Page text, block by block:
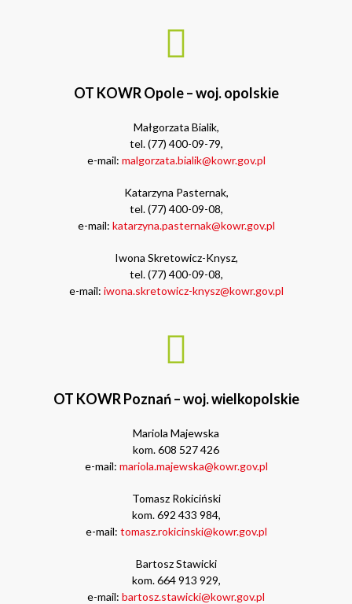
OT KOWR Opole – woj. opolskie
Małgorzata Bialik,
tel. (77) 400-09-79,
e-mail: malgorzata.bialik@kowr.gov.pl
Katarzyna Pasternak,
tel. (77) 400-09-08,
e-mail: katarzyna.pasternak@kowr.gov.pl
Iwona Skretowicz-Knysz,
tel. (77) 400-09-08,
e-mail: iwona.skretowicz-knysz@kowr.gov.pl
OT KOWR Poznań – woj. wielkopolskie
Mariola Majewska
kom. 608 527 426
e-mail: mariola.majewska@kowr.gov.pl
Tomasz Rokiciński
kom. 692 433 984,
e-mail: tomasz.rokicinski@kowr.gov.pl
Bartosz Stawicki
kom. 664 913 929,
e-mail: bartosz.stawicki@kowr.gov.pl